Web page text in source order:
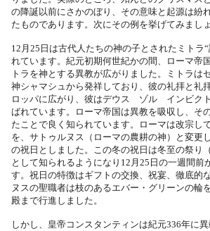
の降誕以前にさかのぼり、その意味と起源は紛
たものであります。次にその例を挙げてみまし
12月25日は古代人たちの神の子とされたミトラ
れています。紀元初期何世紀かの間、ローマ帝
トラを神とする異教が広がりました。ミトラは
神シャマシュから発祥しており、彼の礼拝と礼
ロッパに広がり、彼はデウス ゾル インビク
ばれています。ローマ帝国は異教を吸収し、そ
たことで良く知られています。ローマは改宗し
を、サトゥルヌス（ローマの農耕の神）と変更
の祝日としました。この冬の祝日は冬至の祭り
として知られるようになり12月25日の一週間前
す。祝日の特徴はギフトの交換、祝宴、徹底的
ヌスの聖職者は枝のあるエバー・グリーンの輪
殿まで行進しました。
しかし、皇帝コンスタンティンは紀元336年に